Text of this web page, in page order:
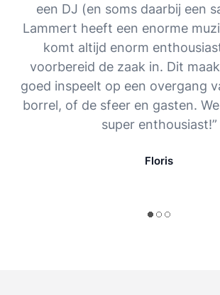
een DJ (en soms daarbij een
Lammert heeft een enorme
komt altijd enorm
voorbereid de zaak in. Dit
goed inspeelt op een overgang
borrel, of de sfeer en gasten.
super enthousiast!”
Floris